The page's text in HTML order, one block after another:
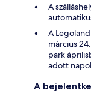
A
A
március
park
adott
A